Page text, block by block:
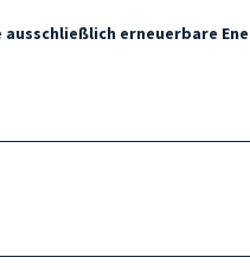
erneuerbare